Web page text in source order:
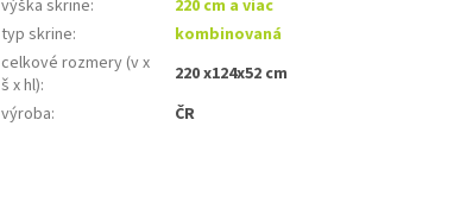
výška skrine:
220 cm a viac
typ skrine:
kombinovaná
celkové rozmery (v x
š x hl):
220 x124x52 cm
výroba: ČR